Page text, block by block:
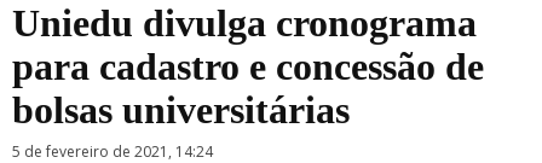
Uniedu divulga cronograma
para cadastro e concessão de
bolsas universitárias
5 de fevereiro de 2021, 14:24